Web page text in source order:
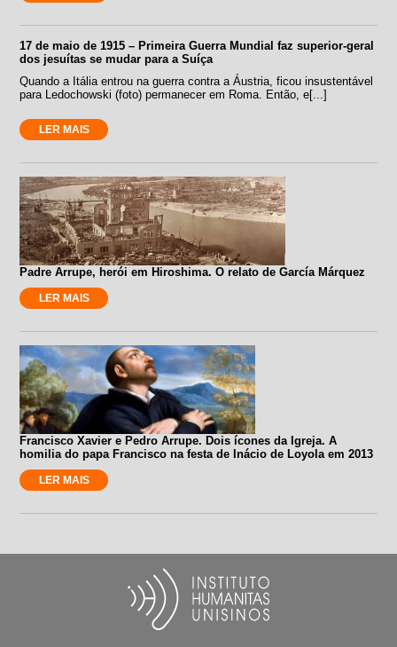
17 de maio de 1915 – Primeira Guerra Mundial faz superior-geral
dos jesuítas se mudar para a Suíça
Quando a Itália entrou na guerra contra a Áustria, ficou insustentável
para Ledochowski (foto) permanecer em Roma. Então, e[...]
LER MAIS
Padre Arrupe, herói em Hiroshima. O relato de García Márquez
LER MAIS
Francisco Xavier e Pedro Arrupe. Dois ícones da Igreja. A
homilia do papa Francisco na festa de Inácio de Loyola em 2013
LER MAIS